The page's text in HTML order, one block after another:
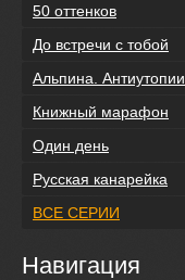
50 оттенков
До встречи с тобой
Альпина. Антиутопии
Книжный марафон
Один день
Русская канарейка
ВСЕ СЕРИИ
Навигация